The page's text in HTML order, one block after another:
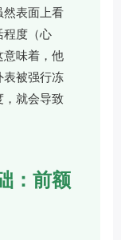
然表面上看
程度（心
意味着，他
表被强行冻
，就会导致
：前额